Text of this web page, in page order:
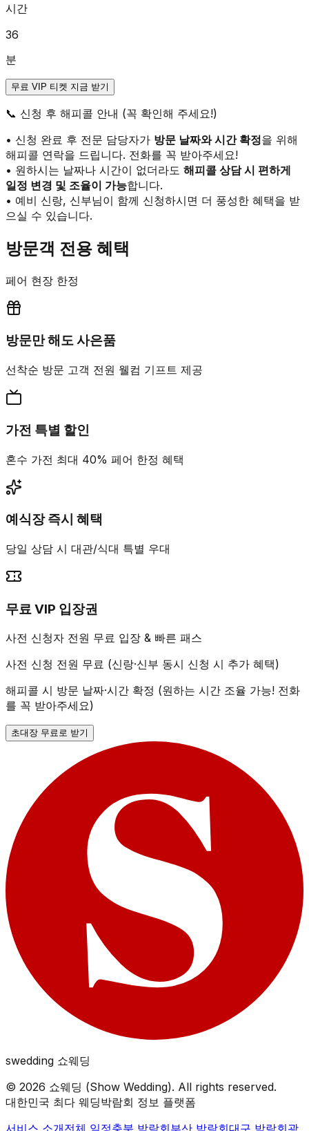
시간
36
분
무료 VIP 티켓 지금 받기
📞 신청 후 해피콜 안내 (꼭 확인해 주세요!)
• 신청 완료 후 전문 담당자가 방문 날짜와 시간 확정을 위해
해피콜 연락을 드립니다. 전화를 꼭 받아주세요!
• 원하시는 날짜나 시간이 없더라도 해피콜 상담 시 편하게
일정 변경 및 조율이 가능합니다.
• 예비 신랑, 신부님이 함께 신청하시면 더 풍성한 혜택을 받
으실 수 있습니다.
방문객 전용 혜택
페어 현장 한정
방문만 해도 사은품
선착순 방문 고객 전원 웰컴 기프트 제공
가전 특별 할인
혼수 가전 최대 40% 페어 한정 혜택
예식장 즉시 혜택
당일 상담 시 대관/식대 특별 우대
무료 VIP 입장권
사전 신청자 전원 무료 입장 & 빠른 패스
사전 신청 전원 무료 (신랑·신부 동시 신청 시 추가 혜택)
해피콜 시 방문 날짜·시간 확정 (원하는 시간 조율 가능! 전화
를 꼭 받아주세요)
초대장 무료로 받기
swedding 쇼웨딩
© 2026 쇼웨딩 (Show Wedding). All rights reserved.
대한민국 최다 웨딩박람회 정보 플랫폼